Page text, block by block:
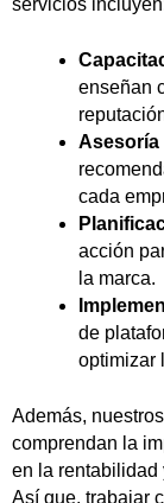
enseñan
Asesoría
cada
acción
la marca.
de
optimizar
Además,
comprendan la
en la rentabilidad
Así que, trabajar